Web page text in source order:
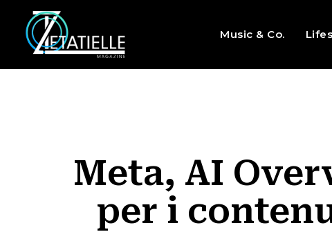
Music & Co.
Meta, AI
per i